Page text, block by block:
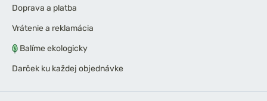
Doprava a platba
Vrátenie a reklamácia
Balíme ekologicky
Darček ku každej objednávke